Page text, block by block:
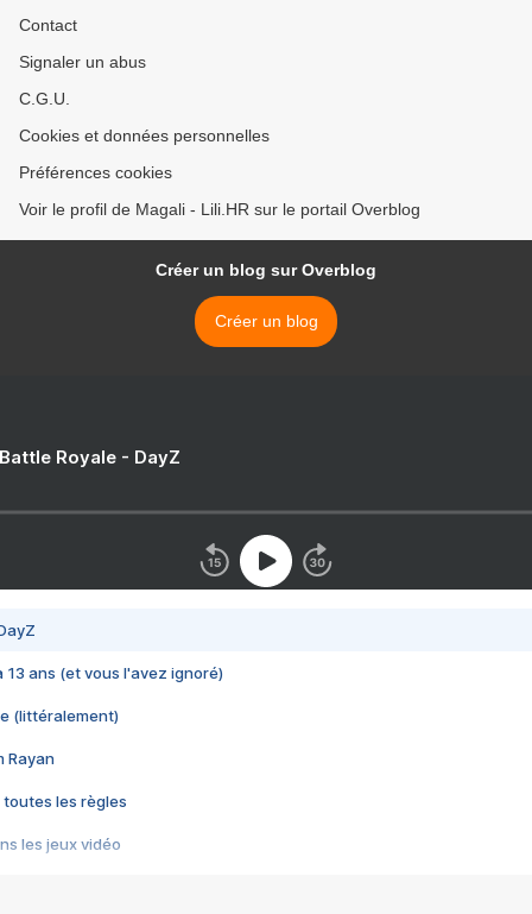
Contact
Signaler un abus
C.G.U.
Cookies et données personnelles
Préférences cookies
Voir le profil de Magali - Lili.HR sur le portail Overblog
Créer un blog sur Overblog
Créer un blog
Royale - DayZ
13 ans (et vous l'avez ignoré)
(littéralement)
Rayan
toutes les règles
les jeux vidéo